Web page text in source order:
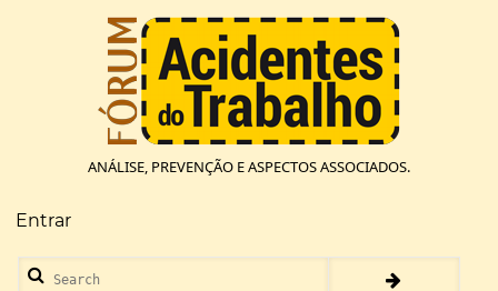
ANÁLISE, PREVENÇÃO E ASPECTOS ASSOCIADOS.
Menu
de
conta
Entrar
Search